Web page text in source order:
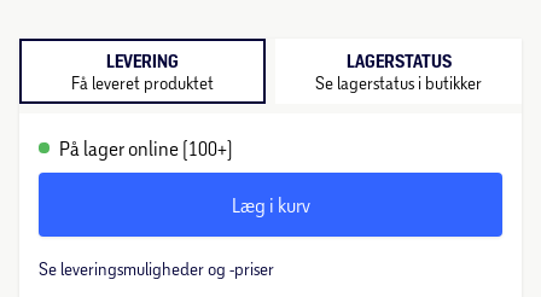
LEVERING
Få leveret produktet
LAGERSTATUS
Se lagerstatus i butikker
På lager online (100+)
Læg i kurv
Se leveringsmuligheder og -priser